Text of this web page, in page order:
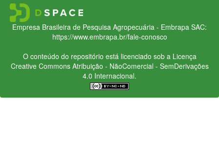
Empresa Brasileira de Pesquisa Agropecuária - Embrapa SAC:
https://www.embrapa.br/fale-conosco
O conteúdo do repositório está licenciado sob a Licença
Creative CommonsAtribuição - NãoComercial - SemDerivações
4.0 Internacional.